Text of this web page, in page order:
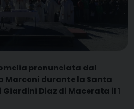
pronunciata dal
Marconi durante la Santa
Diaz di Macerata il 1